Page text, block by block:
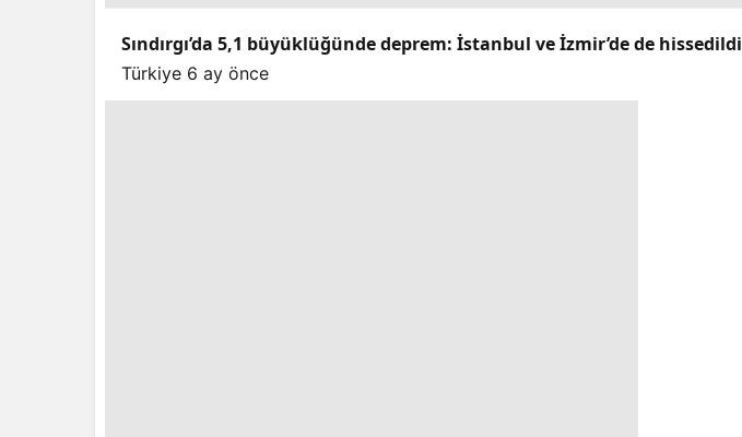
Sındırgı’da 5,1 büyüklüğünde deprem: İstanbul ve İzmir’de de hissedildi
Türkiye 6 ay önce